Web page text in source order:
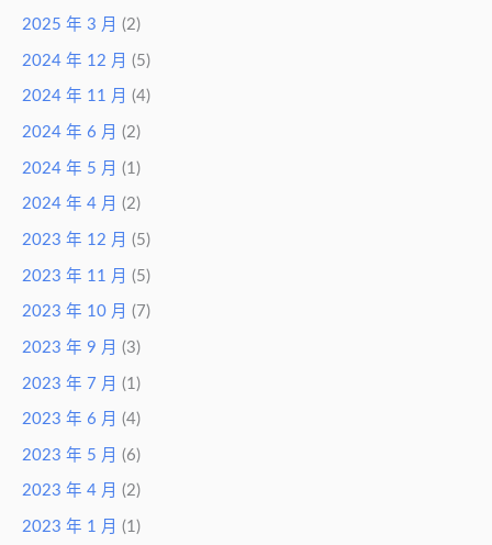
2025 年 3 月 (2)
2024 年 12 月 (5)
2024 年 11 月 (4)
2024 年 6 月 (2)
2024 年 5 月 (1)
2024 年 4 月 (2)
2023 年 12 月 (5)
2023 年 11 月 (5)
2023 年 10 月 (7)
2023 年 9 月 (3)
2023 年 7 月 (1)
2023 年 6 月 (4)
2023 年 5 月 (6)
2023 年 4 月 (2)
2023 年 1 月 (1)